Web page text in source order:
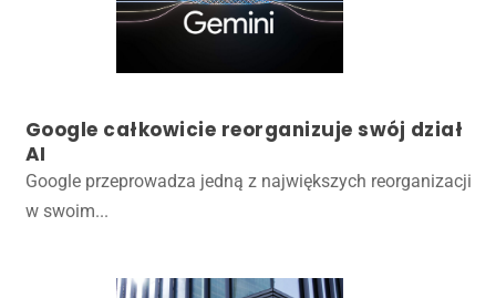
Google całkowicie reorganizuje swój dział
AI
Google przeprowadza jedną z największych reorganizacji
w swoim...